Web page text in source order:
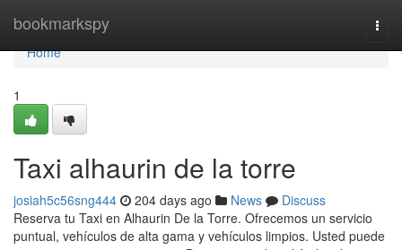
bookmarkspy
Home
Home
1
Taxi alhaurin de la torre
josiah5c56sng444 204 days ago News
Discuss
Reserva tu Taxi en Alhaurin De la Torre. Ofrecemos un servicio
puntual, vehículos de alta gama y vehículos limpios. Usted puede